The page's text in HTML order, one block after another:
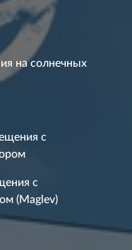
на солнечных
с
с
(Maglev)